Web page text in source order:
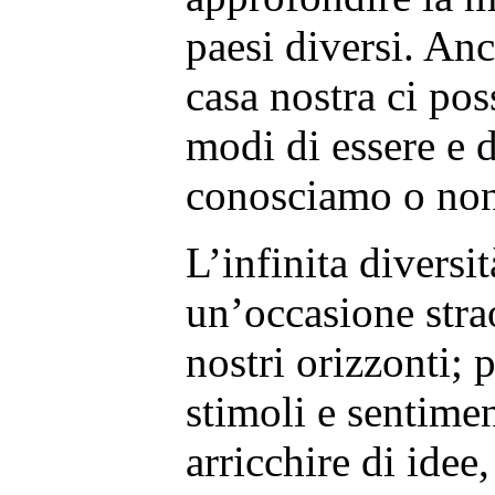
paesi diversi.
casa nostra ci
modi di essere e
conosciamo o
L’infinita
un’occasione
nostri orizzonti;
stimoli e
arricchire di